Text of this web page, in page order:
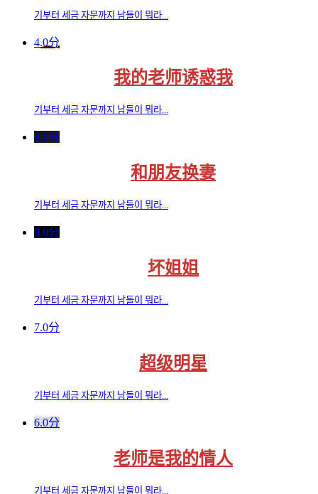
기부터 세금 자문까지 남들이 뭐라...
4.0分
我的老师诱惑我
기부터 세금 자문까지 남들이 뭐라...
6.0分
和朋友换妻
기부터 세금 자문까지 남들이 뭐라...
9.0分
坏姐姐
기부터 세금 자문까지 남들이 뭐라...
7.0分
超级明星
기부터 세금 자문까지 남들이 뭐라...
6.0分
老师是我的情人
기부터 세금 자문까지 남들이 뭐라...